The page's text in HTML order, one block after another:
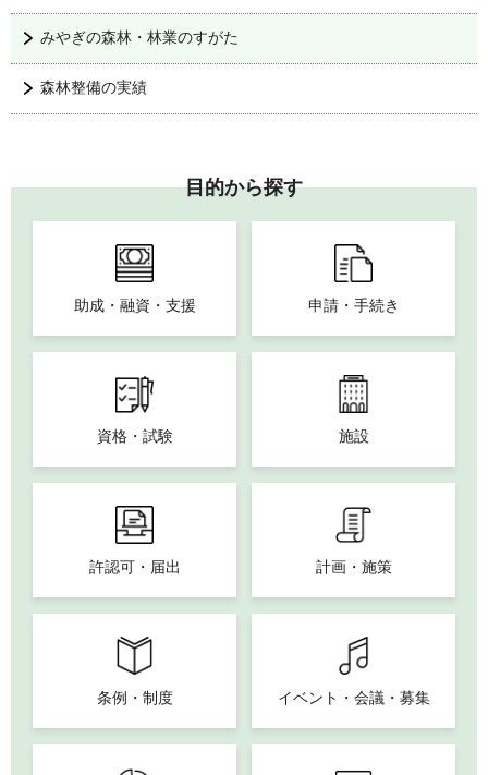
みやぎの森林・林業のすがた
森林整備の実績
目的から探す
助成・融資・支援 申請・手続き
資格・試験 施設
許認可・届出 計画・施策
条例・制度 イベント・会議・募集